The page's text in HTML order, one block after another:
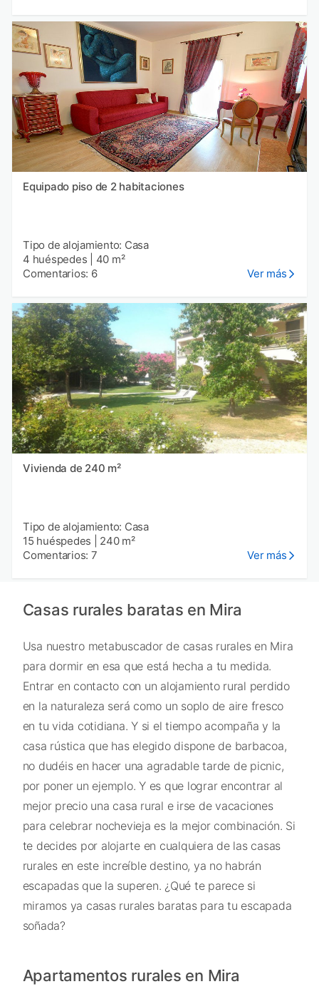
Equipado piso de 2 habitaciones
Tipo de alojamiento: Casa
4 huéspedes
40 m²
Comentarios: 6
Ver más
Vivienda de 240 m²
Tipo de alojamiento: Casa
15 huéspedes
240 m²
Comentarios: 7
Ver más
Casas rurales baratas en Mira
Usa nuestro metabuscador de casas rurales en Mira
para dormir en esa que está hecha a tu medida.
Entrar en contacto con un alojamiento rural perdido
en la naturaleza será como un soplo de aire fresco
en tu vida cotidiana. Y si el tiempo acompaña y la
casa rústica que has elegido dispone de barbacoa,
no dudéis en hacer una agradable tarde de picnic,
por poner un ejemplo. Y es que lograr encontrar al
mejor precio una casa rural e irse de vacaciones
para celebrar nochevieja es la mejor combinación. Si
te decides por alojarte en cualquiera de las casas
rurales en este increíble destino, ya no habrán
escapadas que la superen. ¿Qué te parece si
miramos ya casas rurales baratas para tu escapada
soñada?
Apartamentos rurales en Mira